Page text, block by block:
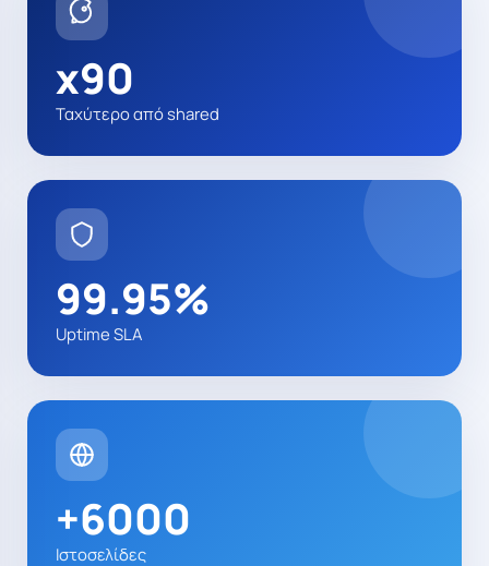
x90
Ταχύτερο από shared
99.95%
Uptime SLA
+6000
Ιστοσελίδες